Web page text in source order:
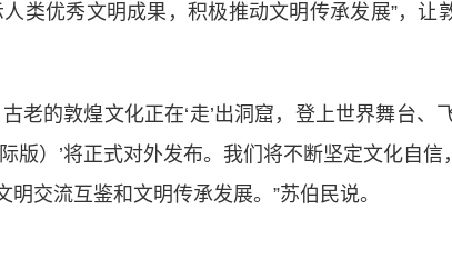
优秀文明成果，积极推动文明传承发展”，让
的敦煌文化正在‘走’出洞窟，登上世界舞台、
版）’将正式对外发布。我们将不断坚定文化自
交流互鉴和文明传承发展。”苏伯民说。